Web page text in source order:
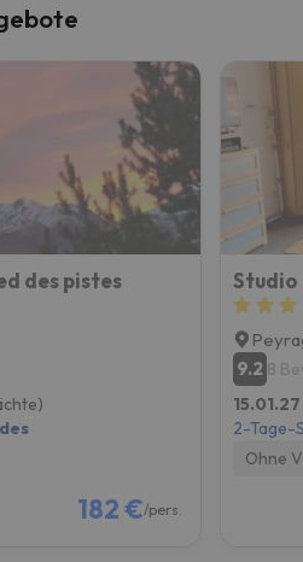
des pistes
182 €/pers.
9.2 8
2-Tage-
Ohne